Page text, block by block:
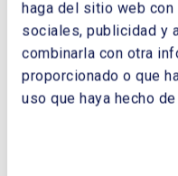
haga del sitio web
sociales, publicidad y
combinarla con otra
proporcionado o que
uso que haya hecho
TELÉFONO: